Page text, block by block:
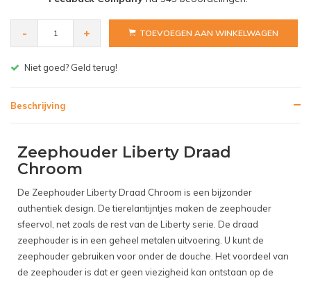
- + TOEVOEGEN AAN WINKELWAGEN
Beschrijving
Zeephouder Liberty Draad
Chroom
De Zeephouder Liberty Draad Chroom is een bijzonder
authentiek design. De tierelantijntjes maken de zeephouder
sfeervol, net zoals de rest van de Liberty serie. De draad
zeephouder is in een geheel metalen uitvoering. U kunt de
zeephouder gebruiken voor onder de douche. Het voordeel van
de zeephouder is dat er geen viezigheid kan ontstaan op de